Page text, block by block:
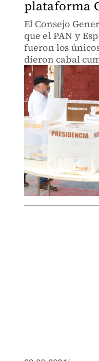
plataforma
El Consejo
que el PAN y
fueron los
dieron cabal
sus candidatos.